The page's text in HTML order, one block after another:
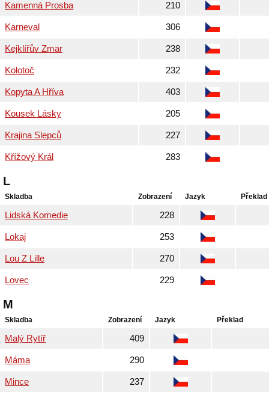
Kamenná Prosba 210
Karneval 306
Kejklířův Zmar 238
Kolotoč 232
Kopyta A Hříva 403
Kousek Lásky 205
Krajina Slepců 227
Křížový Král 283
L
Skladba Zobrazení Jazyk Překlad
Lidská Komedie 228
Lokaj 253
Lou Z Lille 270
Lovec 229
M
Skladba Zobrazení Jazyk Překlad
Malý Rytíř 409
Máma 290
Mince 237